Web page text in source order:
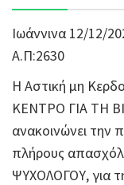
Ιωάννινα 12/12/
Α.Π:2630
Η Αστική μη
ΚΕΝΤΡΟ ΓΙΑ ΤΗ
ανακοινώνει την
πλήρους
ΨΥΧΟΛΟΓΟΥ, για